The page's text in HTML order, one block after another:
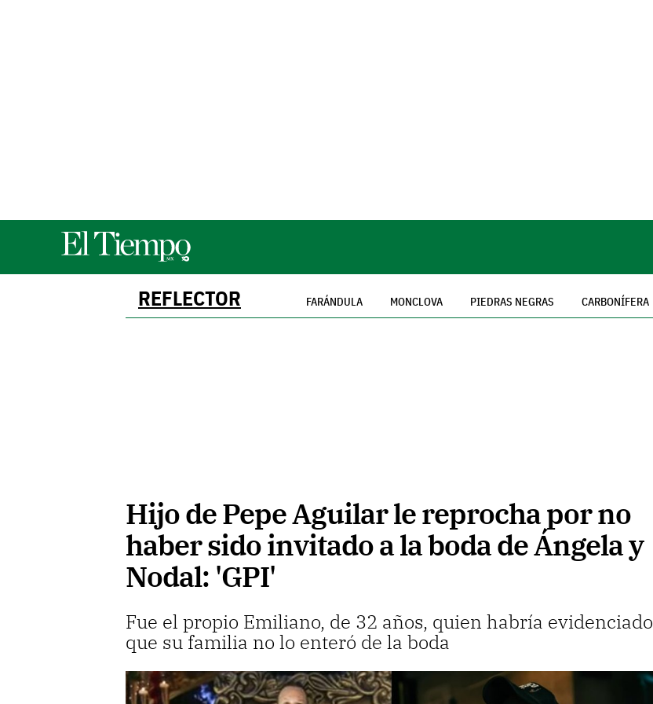
REFLECTOR FARÁNDULA MONCLOVA PIEDRAS NEGRAS CARBONÍFERA
Hijo de Pepe Aguilar le reprocha por no
haber sido invitado a la boda de Ángela y
Nodal: 'GPI'
Fue el propio Emiliano, de 32 años, quien habría evidenciado
que su familia no lo enteró de la boda